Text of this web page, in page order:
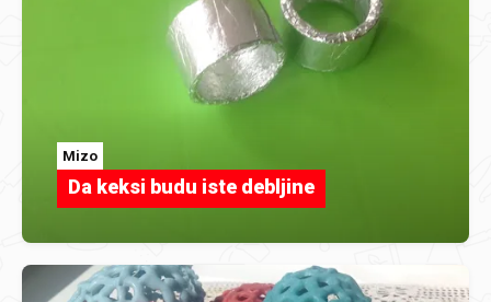
Mizo
Da keksi budu iste debljine